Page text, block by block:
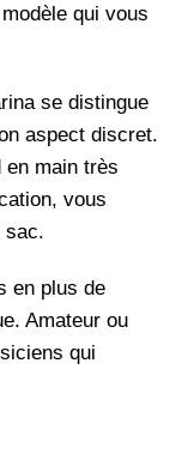
qui vous
se distingue
aspect discret.
en main très
vous
sac.
en plus de
Amateur ou
qui